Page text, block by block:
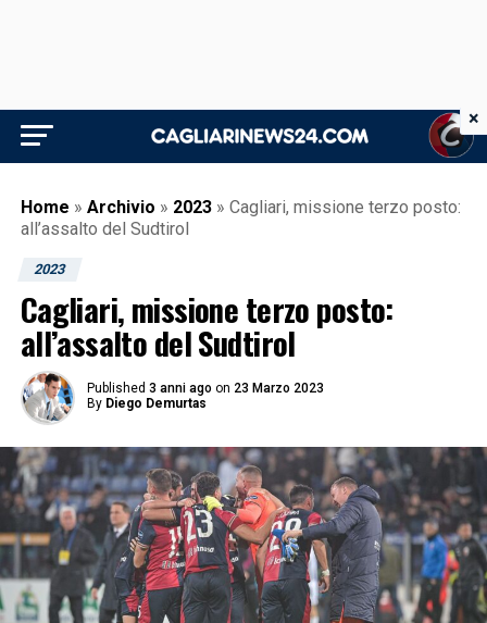
Home » Archivio » 2023 » Cagliari, missione terzo posto:
all’assalto del Sudtirol
2023
Cagliari, missione terzo posto:
all’assalto del Sudtirol
Published 3 anni ago on 23 Marzo 2023
By Diego Demurtas
×